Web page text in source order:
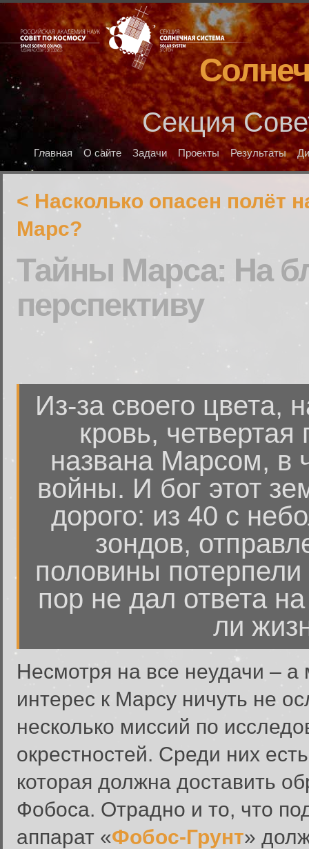
Секция
Главная О сайте Задачи Проекты Результаты
< Насколько опасен полёт
Марс?
Тайны Марса: На
перспективу
Из-за своего
кровь,
названа Марсом, в
войны. И бог этот
дорого: из 40 с
зондов,
половины
пор не дал ответа
ли
Несмотря на все неудачи –
интерес к Марсу ничуть не
несколько миссий по
окрестностей. Среди них
которая должна доставить
Фобоса. Отрадно и то, что
аппарат «Фобос-Грунт»